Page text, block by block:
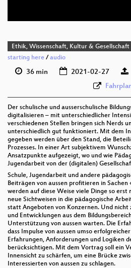
Ethik, Wissenschaft, Kultur & Gesellschaft
starting here /audio
36 min 2021-02-27
Der schulische und ausserschulische
digitalisieren – mit unterschiedlicher
verschiedenen Stellen bringen sich Nerds
unterschiedlich gut funktioniert. Mit dem
gegeben werden über den Stand, die
Prozesses. In einer Art subjektivem
Ansatzpunkte aufgezeigt, wo und wie
Jugendarbeit von der (digitalen)
Schule, Jugendarbeit und andere
Beiträgen von aussen profitieren in
werden auf diese Weise viele Dinge so erst
neue Sichtweisen in die pädagogische
statt Angeboten von Konzernen. Und
und Entwicklungen aus dem
Unterstützung von aussen warten. Die
dass Impulse von aussen umso
Erfahrungen, Anforderungen und Logiken
berücksichtigen. Mit dem Vortrag soll ein
Innensicht zu schärfen, um eine Brücke
Interessierten von aussen zu schlagen.